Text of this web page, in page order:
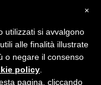
×
utilizzati si avvalgono
alle finalità illustrate
o negare il consenso
policy
pagina, cliccando